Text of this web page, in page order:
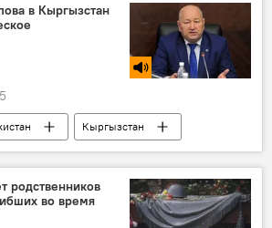
в Кыргызстан
Кыргызстан
Визит премьер-министра Узбекистана Абдуллы Арипова в Кыргызстан
родственников
во время